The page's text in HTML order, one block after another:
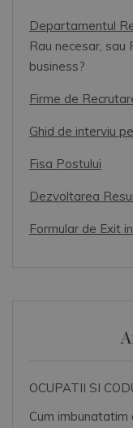
Departamentul
Rau necesar,
business?
Firme de
Ghid de interviu
Fisa Postului
Dezvoltarea
Formular de Exit
OCUPATII SI
Cum